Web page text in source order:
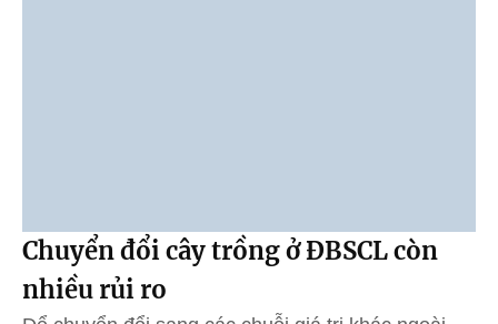
Chuyển đổi cây trồng ở ĐBSCL còn
nhiều rủi ro